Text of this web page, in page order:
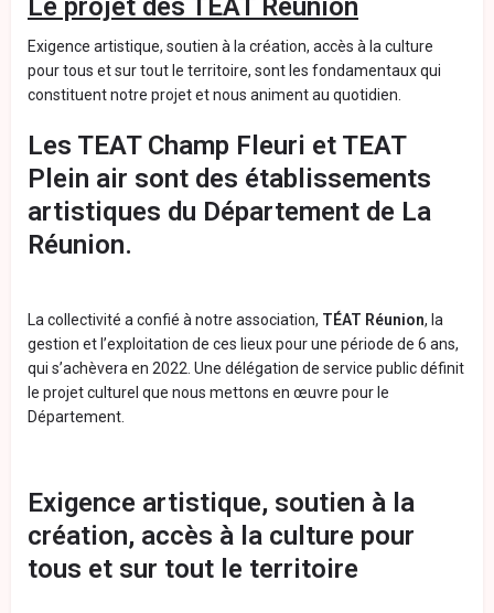
Le projet des TÉAT Réunion
Exigence artistique, soutien à la création, accès à la culture
pour tous et sur tout le territoire, sont les fondamentaux qui
constituent notre projet et nous animent au quotidien.
Les TEAT Champ Fleuri et TEAT
Plein air sont des établissements
artistiques du Département de La
Réunion.
La collectivité a confié à notre association, TÉAT Réunion, la
gestion et l’exploitation de ces lieux pour une période de 6 ans,
qui s’achèvera en 2022. Une délégation de service public définit
le projet culturel que nous mettons en œuvre pour le
Département.
Exigence artistique, soutien à la
création, accès à la culture pour
tous et sur tout le territoire